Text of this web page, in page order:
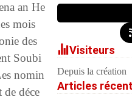
an He
mois
des
Soubi
nomin
de déce
Visiteurs
Depuis la création
Articles